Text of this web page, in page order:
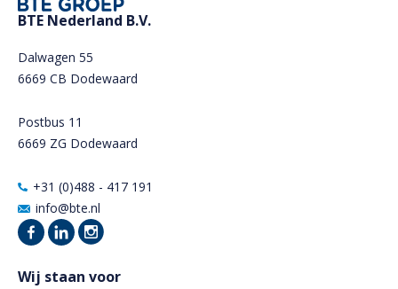
BTE Nederland B.V.
Dalwagen 55
6669 CB Dodewaard
Postbus 11
6669 ZG Dodewaard
+31 (0)488 - 417 191
info@bte.nl
Wij staan voor